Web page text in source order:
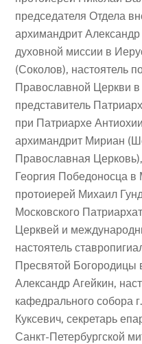
председателя Отдела
архимандрит
духовной миссии в
(Соколов), настоятель
Православной Церкви
представитель
при Патриархе
архимандрит Мириан
Православная
Георгия Победоносца
протоиерей Михаил
Московского
Церквей и
настоятель
Пресвятой Богородицы
Александр Агейкин,
кафедрального собора
Куксевич, секретарь
Санкт-Петербургской